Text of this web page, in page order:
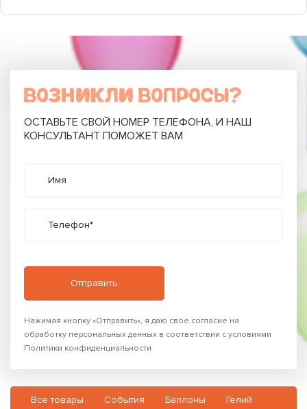
Фольгированная фигура Звезда Милитари, 45 см
Салютная установка Клубничка
ВОЗНИКЛИ ВОПРОСЫ?
ОСТАВЬТЕ СВОЙ НОМЕР ТЕЛЕФОНА, И НАШ
КОНСУЛЬТАНТ ПОМОЖЕТ ВАМ
Имя
Телефон*
Нажимая кнопку «Отправить», я даю свое согласие на
обработку персональных данных в соответствии с условиями
Политики конфиденциальности
Все товары События Баллоны Гелий